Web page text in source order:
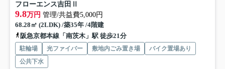
フローエンス吉田Ⅱ
9.8万円 管理/共益費5,000円
68.28㎡ (2LDK) /築35年 /4階建
阪急京都本線「南茨木」駅 徒歩21分
駐輪場 光ファイバー 敷地内ごみ置き場
バイク置場あり
公共下水